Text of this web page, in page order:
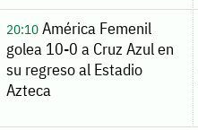
20:10América Femenil
golea 10-0 a Cruz Azul en
su regreso al Estadio
Azteca